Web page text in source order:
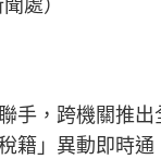
手，跨機關推
籍」異動即時